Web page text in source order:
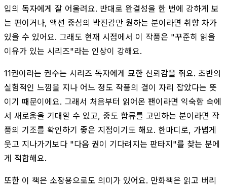
입의 독자에게 잘 어울려요. 반대로 완결성을 한 번에 강하게 보
는 편이거나, 액션 중심의 박진감만 원하는 분이라면 취향 차가
있을 수 있어요. 그래도 현재 시점에서 이 작품은 "꾸준히 읽을
이유가 있는 시리즈"라는 인상이 강해요.
11권이라는 권수는 시리즈 독자에게 묘한 신뢰감을 줘요. 초반의
실험적인 느낌을 지나 어느 정도 작품의 결이 자리 잡았다는 뜻
이기 때문이에요. 그래서 처음부터 읽어온 팬이라면 익숙함 속에
서 새로움을 기대할 수 있고, 중도 합류를 고민하는 분이라면 작
품의 기조를 확인하기 좋은 지점이기도 해요. 한마디로, 가볍게
웃고 지나가기보다 "다음 권이 기다려지는 판타지"를 찾는 분에
게 적합해요.
또한 이 책은 소장용으로도 의미가 있어요. 만화책은 읽고 버리